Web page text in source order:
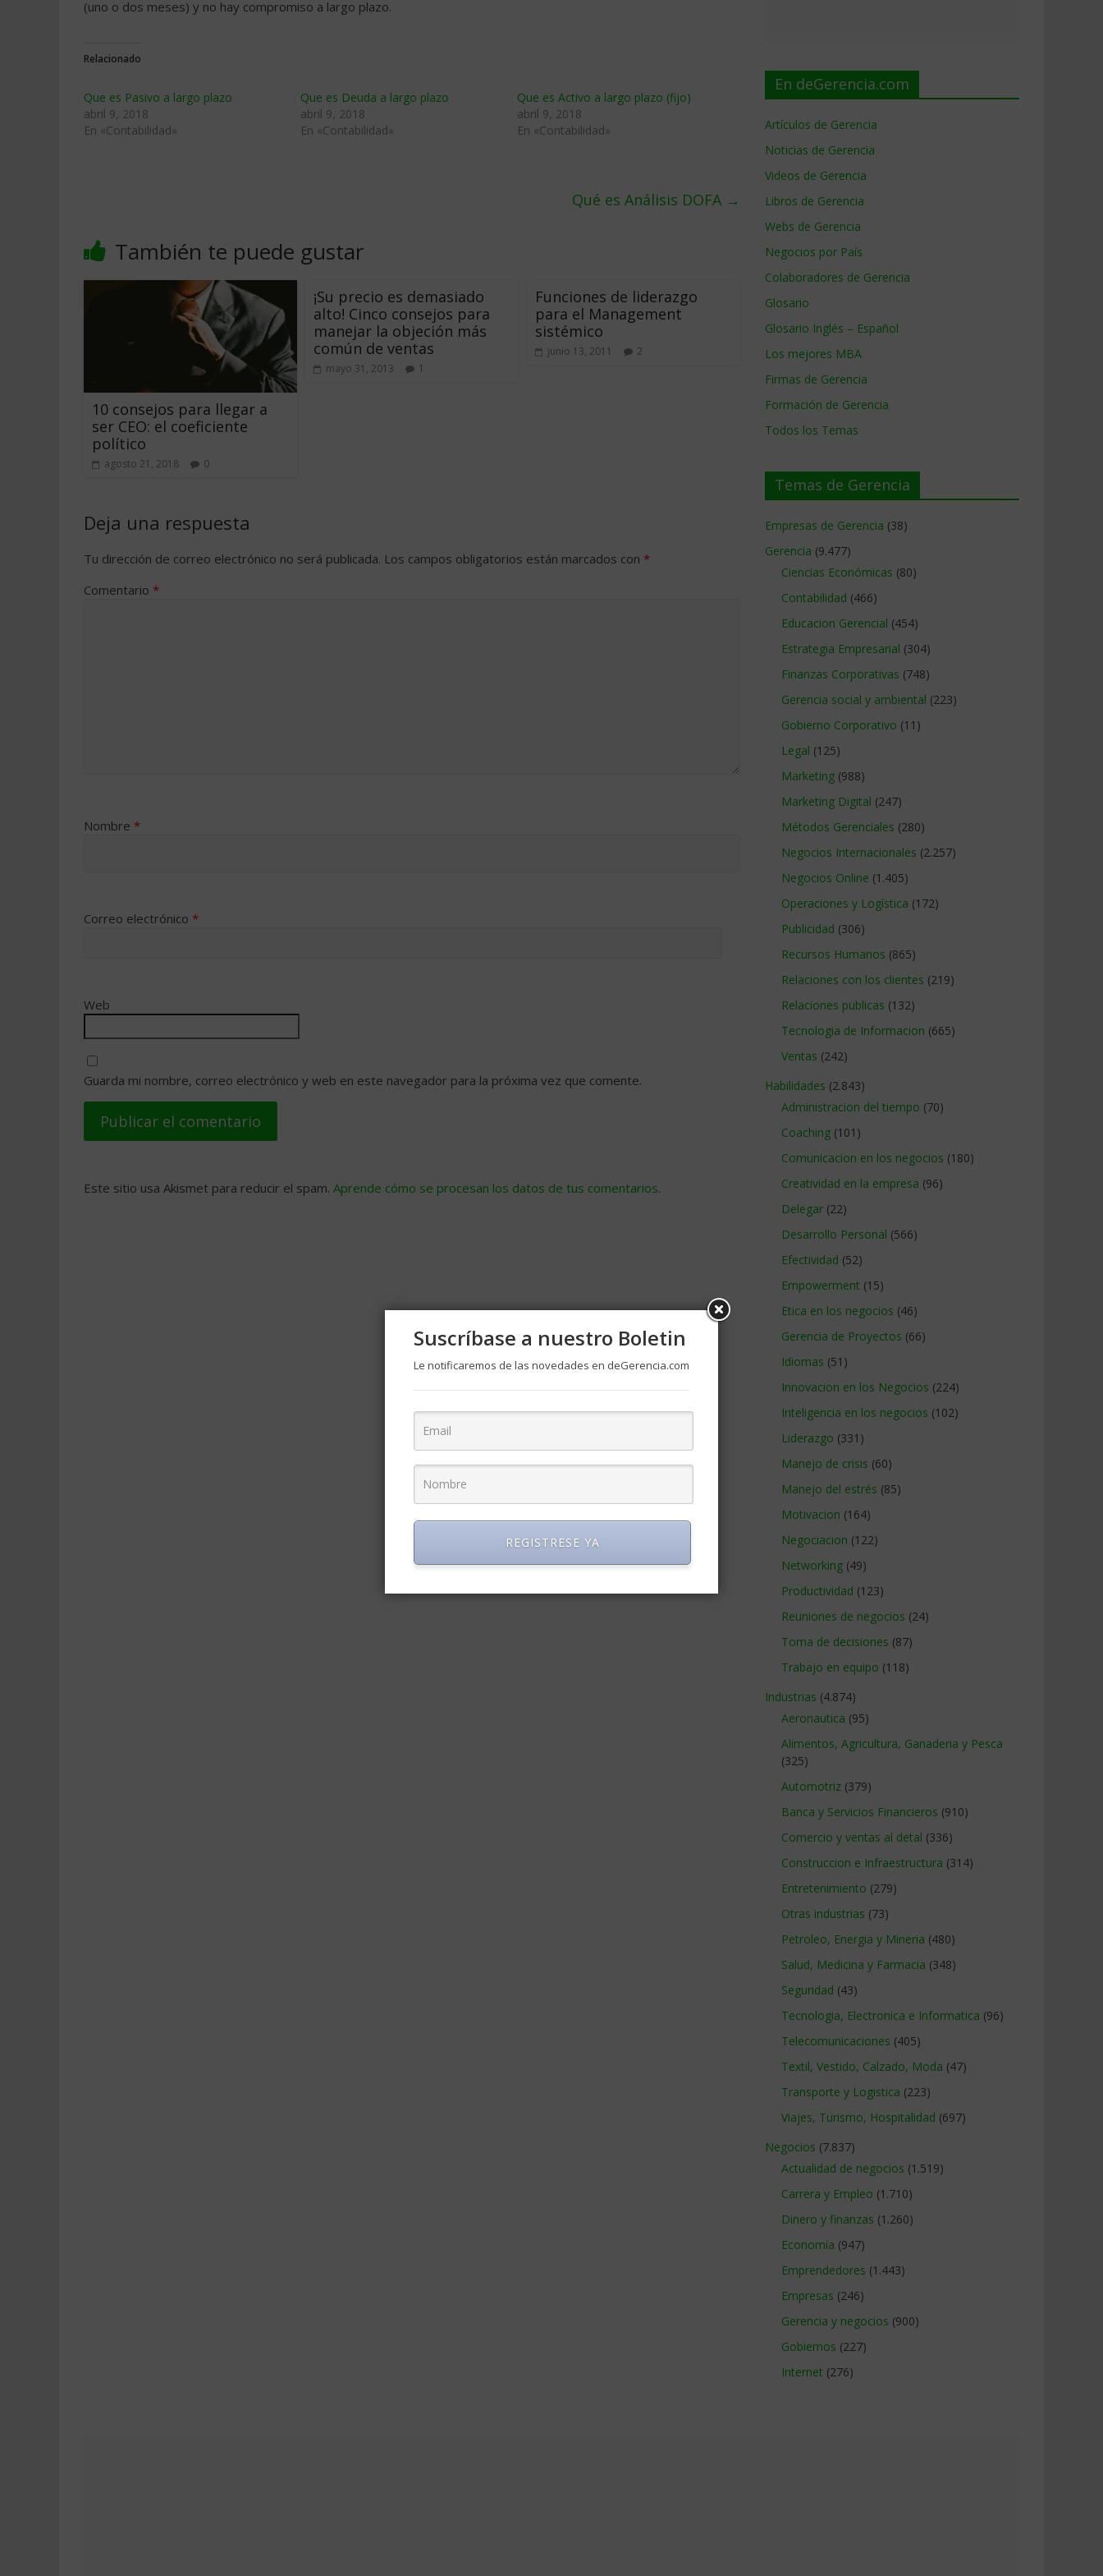
(uno o dos meses) y no hay compromiso a largo plazo.
Relacionado
Que es Pasivo a largo plazo
abril 9, 2018
En «Contabilidad»
Que es Deuda a largo plazo
abril 9, 2018
En «Contabilidad»
Que es Activo a largo plazo (fijo)
abril 9, 2018
En «Contabilidad»
Qué es Análisis DOFA →
También te puede gustar
10 consejos para llegar a
ser CEO: el coeficiente
político
agosto 21, 2018 0
¡Su precio es demasiado
alto! Cinco consejos para
manejar la objeción más
común de ventas
mayo 31, 2013 1
Funciones de liderazgo
para el Management
sistémico
junio 13, 2011 2
Deja una respuesta
Tu dirección de correo electrónico no será publicada. Los campos obligatorios están marcados con *
Comentario *
Nombre *
Correo electrónico *
Web
Guarda mi nombre, correo electrónico y web en este navegador para la próxima vez que comente.
Este sitio usa Akismet para reducir el spam. Aprende cómo se procesan los datos de tus comentarios.
En deGerencia.com
Artículos de Gerencia
Noticias de Gerencia
Videos de Gerencia
Libros de Gerencia
Webs de Gerencia
Negocios por País
Colaboradores de Gerencia
Glosario
Glosario Inglés – Español
Los mejores MBA
Firmas de Gerencia
Formación de Gerencia
Todos los Temas
Temas de Gerencia
Empresas de Gerencia (38)
Gerencia (9.477)
Ciencias Económicas (80)
Contabilidad (466)
Educacion Gerencial (454)
Estrategia Empresarial (304)
Finanzas Corporativas (748)
Gerencia social y ambiental (223)
Gobierno Corporativo (11)
Legal (125)
Marketing (988)
Marketing Digital (247)
Métodos Gerenciales (280)
Negocios Internacionales (2.257)
Negocios Online (1.405)
Operaciones y Logística (172)
Publicidad (306)
Recursos Humanos (865)
Relaciones con los clientes (219)
Relaciones publicas (132)
Tecnologia de Informacion (665)
Ventas (242)
Habilidades (2.843)
Administracion del tiempo (70)
Coaching (101)
Comunicacion en los negocios (180)
Creatividad en la empresa (96)
Delegar (22)
Desarrollo Personal (566)
Efectividad (52)
Empowerment (15)
Etica en los negocios (46)
Gerencia de Proyectos (66)
Idiomas (51)
Innovacion en los Negocios (224)
Inteligencia en los negocios (102)
Liderazgo (331)
Manejo de crisis (60)
Manejo del estrés (85)
Motivacion (164)
Negociacion (122)
Networking (49)
Productividad (123)
Reuniones de negocios (24)
Toma de decisiones (87)
Trabajo en equipo (118)
Industrias (4.874)
Aeronautica (95)
Alimentos, Agricultura, Ganaderia y Pesca
(325)
Automotriz (379)
Banca y Servicios Financieros (910)
Comercio y ventas al detal (336)
Construccion e Infraestructura (314)
Entretenimiento (279)
Otras industrias (73)
Petroleo, Energia y Mineria (480)
Salud, Medicina y Farmacia (348)
Seguridad (43)
Tecnologia, Electronica e Informatica (96)
Telecomunicaciones (405)
Textil, Vestido, Calzado, Moda (47)
Transporte y Logistica (223)
Viajes, Turismo, Hospitalidad (697)
Negocios (7.837)
Actualidad de negocios (1.519)
Carrera y Empleo (1.710)
Dinero y finanzas (1.260)
Economía (947)
Emprendedores (1.443)
Empresas (246)
Gerencia y negocios (900)
Gobiernos (227)
Internet (276)
Suscríbase a nuestro Boletin
Le notificaremos de las novedades en deGerencia.com
REGISTRESE YA